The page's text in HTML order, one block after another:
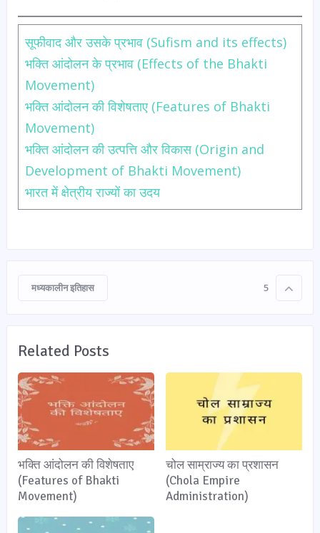
सूफीवाद और उसके प्रभाव (Sufism and its effects)
भक्ति आंदोलन के प्रभाव (Effects of the Bhakti
Movement)
भक्ति आंदोलन की विशेषताए (Features of Bhakti
Movement)
भक्ति आंदोलन की उत्पत्ति और विकास (Origin and
Development of Bhakti Movement)
भारत में क्षेत्रीय राज्यों का उदय
मध्यकालीन इतिहास 5
Related Posts
भक्ति आंदोलन की विशेषताए
(Features of Bhakti
Movement)
चोल साम्राज्य का प्रशासन
(Chola Empire
Administration)